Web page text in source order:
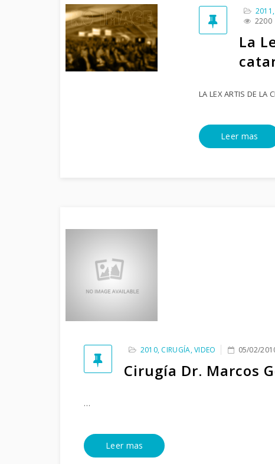
2011
2200
La
LA LEX ARTIS DE LA
Leer mas
2010, CIRUGÍA,VIDEO 05/02/
Cirugía Dr. Marcos
…
Leer mas